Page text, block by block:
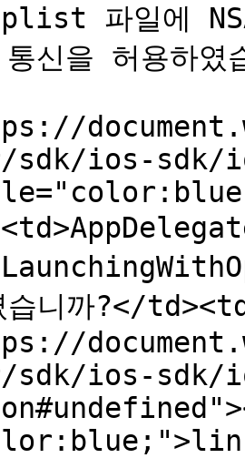
파일에
통신을 허용하
sdk/ios-
습니까?</
sdk/ios-sdk/